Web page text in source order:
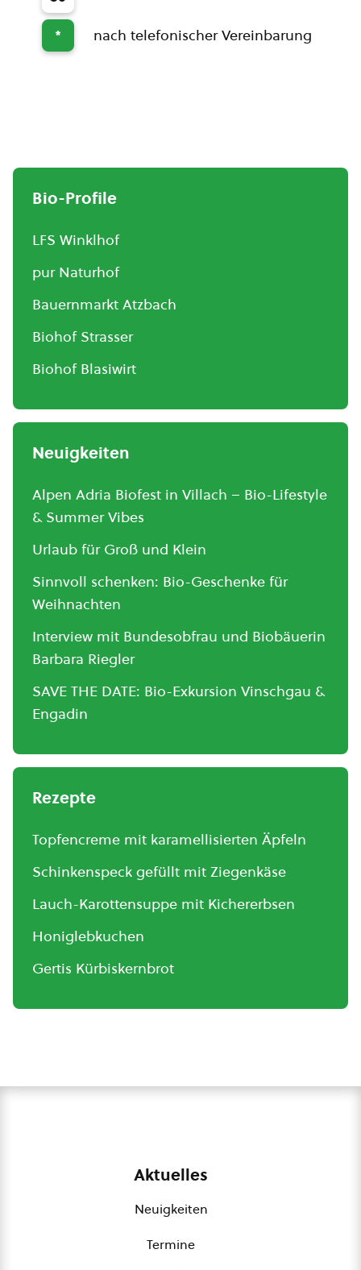
* nach telefonischer Vereinbarung
Bio-Profile
LFS Winklhof
pur Naturhof
Bauernmarkt Atzbach
Biohof Strasser
Biohof Blasiwirt
Neuigkeiten
Alpen Adria Biofest in Villach – Bio-Lifestyle
& Summer Vibes
Urlaub für Groß und Klein
Sinnvoll schenken: Bio-Geschenke für
Weihnachten
Interview mit Bundesobfrau und Biobäuerin
Barbara Riegler
SAVE THE DATE: Bio-Exkursion Vinschgau &
Engadin
Rezepte
Topfencreme mit karamellisierten Äpfeln
Schinkenspeck gefüllt mit Ziegenkäse
Lauch-Karottensuppe mit Kichererbsen
Honiglebkuchen
Gertis Kürbiskernbrot
Aktuelles
Neuigkeiten
Termine